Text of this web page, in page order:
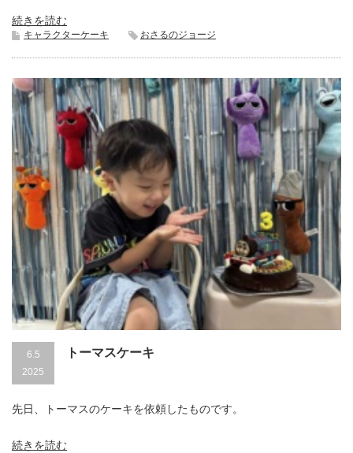
続きを読む
キャラクターケーキ おさるのジョージ
6.5
2025
トーマスケーキ
先日、トーマスのケーキを依頼したものです。
続きを読む